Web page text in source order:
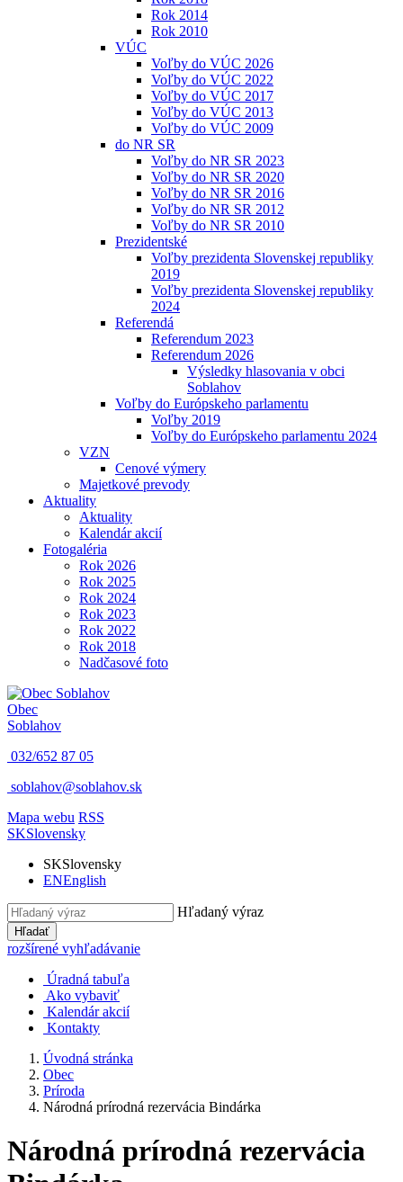
Rok 2014
Rok 2010
VÚC
Voľby do VÚC 2026
Voľby do VÚC 2022
Voľby do VÚC 2017
Voľby do VÚC 2013
Voľby do VÚC 2009
do NR SR
Voľby do NR SR 2023
Voľby do NR SR 2020
Voľby do NR SR 2016
Voľby do NR SR 2012
Voľby do NR SR 2010
Prezidentské
Voľby prezidenta Slovenskej republiky
2019
Voľby prezidenta Slovenskej republiky
2024
Referendá
Referendum 2023
Referendum 2026
Výsledky hlasovania v obci
Soblahov
Voľby do Európskeho parlamentu
Voľby 2019
Voľby do Európskeho parlamentu 2024
VZN
Cenové výmery
Majetkové prevody
Aktuality
Aktuality
Kalendár akcií
Fotogaléria
Rok 2026
Rok 2025
Rok 2024
Rok 2023
Rok 2022
Rok 2018
Nadčasové foto
Obec
Soblahov
032/652 87 05
soblahov@soblahov.sk
Mapa webu RSS
SKSlovensky
SKSlovensky
ENEnglish
Hľadaný výraz
Hľadať
rozšírené vyhľadávanie
Úradná tabuľa
Ako vybaviť
Kalendár akcií
Kontakty
Úvodná stránka
Obec
Príroda
Národná prírodná rezervácia Bindárka
Národná prírodná rezervácia